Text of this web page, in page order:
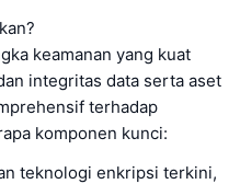
keamanan yang kuat
integritas data serta aset
terhadap
komponen kunci:
teknologi enkripsi terkini,